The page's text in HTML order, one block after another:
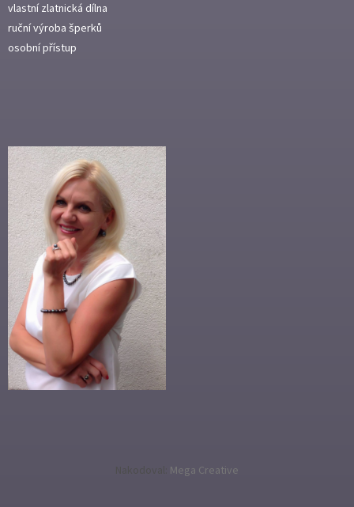
vlastní zlatnická dílna
ruční výroba šperků
osobní přístup
Nakodoval: Mega Creative